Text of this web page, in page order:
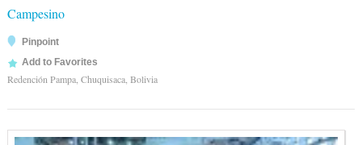
Campesino
Pinpoint
Add to Favorites
Redención Pampa, Chuquisaca, Bolivia